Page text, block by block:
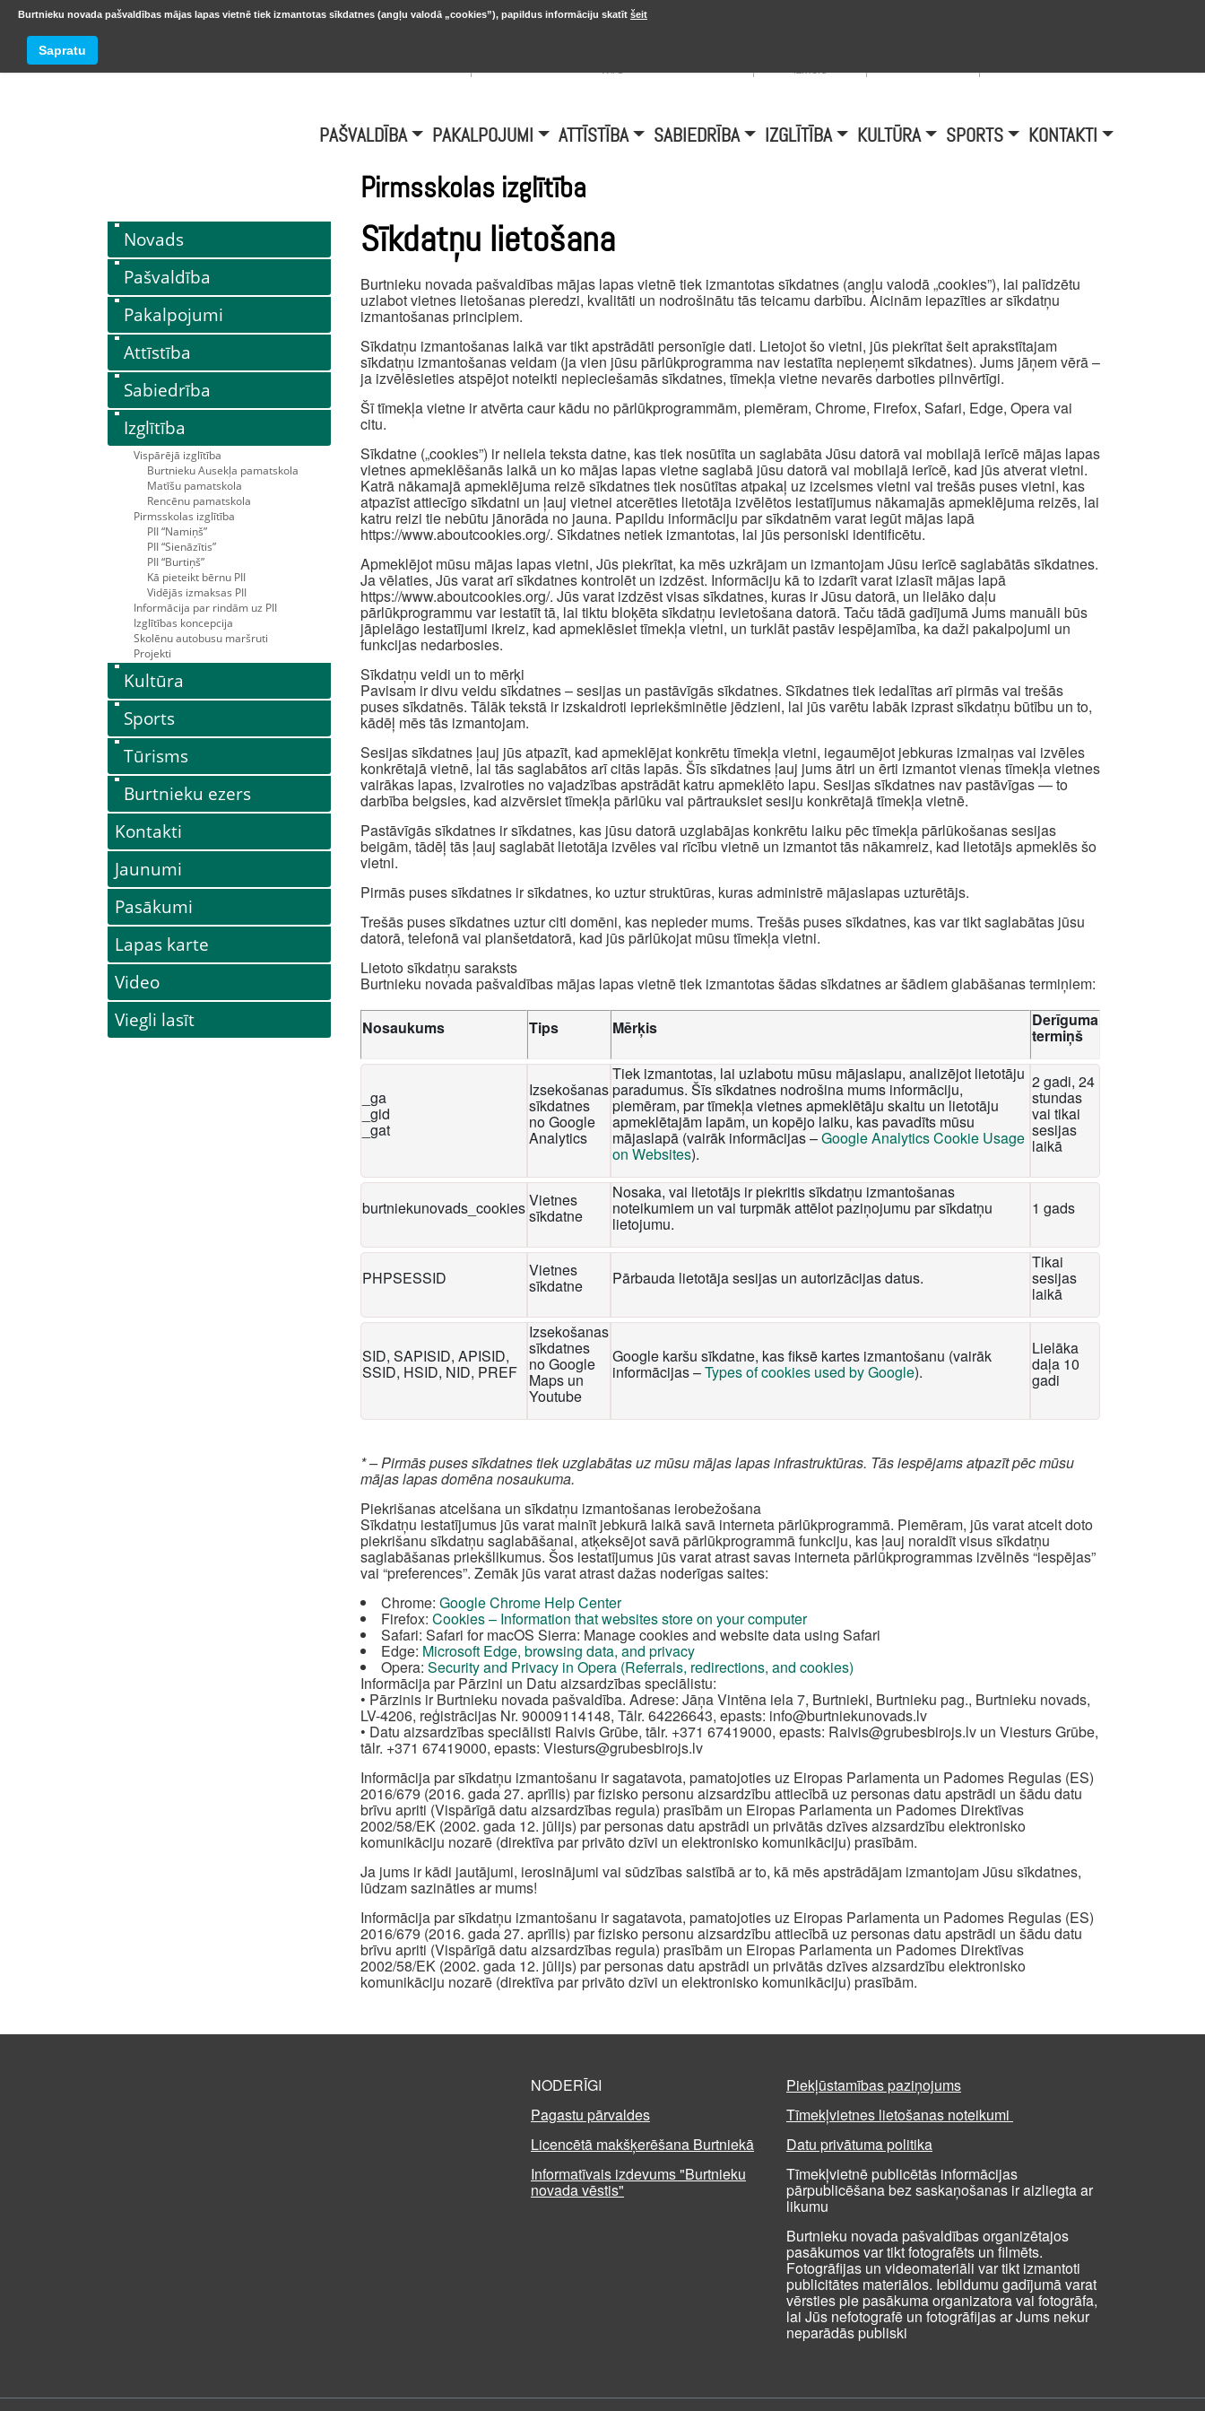
BURTNIEKU NOVADS m/s
izmērs
PAŠVALDĪBA PAKALPOJUMI ATTĪSTĪBA SABIEDRĪBA IZGLĪTĪBA KULTŪRA SPORTS KONTAKTI
Novads
Pašvaldība
Pakalpojumi
Attīstība
Sabiedrība
Izglītība
Vispārējā izglītība
Burtnieku Ausekļa pamatskola
Matīšu pamatskola
Rencēnu pamatskola
Pirmsskolas izglītība
PII “Namiņš”
PII “Sienāzītis”
PII “Burtiņš”
Kā pieteikt bērnu PII
Vidējās izmaksas PII
Informācija par rindām uz PII
Izglītības koncepcija
Skolēnu autobusu maršruti
Projekti
Kultūra
Sports
Tūrisms
Burtnieku ezers
Kontakti
Jaunumi
Pasākumi
Lapas karte
Video
Viegli lasīt
Pirmsskolas izglītība
Sīkdatņu lietošana
Burtnieku novada pašvaldības mājas lapas vietnē tiek izmantotas sīkdatnes (angļu valodā „cookies”), lai palīdzētu
uzlabot vietnes lietošanas pieredzi, kvalitāti un nodrošinātu tās teicamu darbību. Aicinām iepazīties ar sīkdatņu
izmantošanas principiem.
Sīkdatņu izmantošanas laikā var tikt apstrādāti personīgie dati. Lietojot šo vietni, jūs piekrītat šeit aprakstītajam
sīkdatņu izmantošanas veidam (ja vien jūsu pārlūkprogramma nav iestatīta nepieņemt sīkdatnes). Jums jāņem vērā –
ja izvēlēsieties atspējot noteikti nepieciešamās sīkdatnes, tīmekļa vietne nevarēs darboties pilnvērtīgi.
Šī tīmekļa vietne ir atvērta caur kādu no pārlūkprogrammām, piemēram, Chrome, Firefox, Safari, Edge, Opera vai
citu.
Sīkdatne („cookies”) ir neliela teksta datne, kas tiek nosūtīta un saglabāta Jūsu datorā vai mobilajā ierīcē mājas lapas
vietnes apmeklēšanās laikā un ko mājas lapas vietne saglabā jūsu datorā vai mobilajā ierīcē, kad jūs atverat vietni.
Katrā nākamajā apmeklējuma reizē sīkdatnes tiek nosūtītas atpakaļ uz izcelsmes vietni vai trešās puses vietni, kas
atpazīst attiecīgo sīkdatni un ļauj vietnei atcerēties lietotāja izvēlētos iestatījumus nākamajās apmeklējuma reizēs, lai
katru reizi tie nebūtu jānorāda no jauna. Papildu informāciju par sīkdatnēm varat iegūt mājas lapā
https://www.aboutcookies.org/. Sīkdatnes netiek izmantotas, lai jūs personiski identificētu.
Apmeklējot mūsu mājas lapas vietni, Jūs piekrītat, ka mēs uzkrājam un izmantojam Jūsu ierīcē saglabātās sīkdatnes.
Ja vēlaties, Jūs varat arī sīkdatnes kontrolēt un izdzēst. Informāciju kā to izdarīt varat izlasīt mājas lapā
https://www.aboutcookies.org/. Jūs varat izdzēst visas sīkdatnes, kuras ir Jūsu datorā, un lielāko daļu
pārlūkprogrammu var iestatīt tā, lai tiktu bloķēta sīkdatņu ievietošana datorā. Taču tādā gadījumā Jums manuāli būs
jāpielāgo iestatījumi ikreiz, kad apmeklēsiet tīmekļa vietni, un turklāt pastāv iespējamība, ka daži pakalpojumi un
funkcijas nedarbosies.
Sīkdatņu veidi un to mērķi
Pavisam ir divu veidu sīkdatnes – sesijas un pastāvīgās sīkdatnes. Sīkdatnes tiek iedalītas arī pirmās vai trešās
puses sīkdatnēs. Tālāk tekstā ir izskaidroti iepriekšminētie jēdzieni, lai jūs varētu labāk izprast sīkdatņu būtību un to,
kādēļ mēs tās izmantojam.
Sesijas sīkdatnes ļauj jūs atpazīt, kad apmeklējat konkrētu tīmekļa vietni, iegaumējot jebkuras izmaiņas vai izvēles
konkrētajā vietnē, lai tās saglabātos arī citās lapās. Šīs sīkdatnes ļauj jums ātri un ērti izmantot vienas tīmekļa vietnes
vairākas lapas, izvairoties no vajadzības apstrādāt katru apmeklēto lapu. Sesijas sīkdatnes nav pastāvīgas — to
darbība beigsies, kad aizvērsiet tīmekļa pārlūku vai pārtrauksiet sesiju konkrētajā tīmekļa vietnē.
Pastāvīgās sīkdatnes ir sīkdatnes, kas jūsu datorā uzglabājas konkrētu laiku pēc tīmekļa pārlūkošanas sesijas
beigām, tādēļ tās ļauj saglabāt lietotāja izvēles vai rīcību vietnē un izmantot tās nākamreiz, kad lietotājs apmeklēs šo
vietni.
Pirmās puses sīkdatnes ir sīkdatnes, ko uztur struktūras, kuras administrē mājaslapas uzturētājs.
Trešās puses sīkdatnes uztur citi domēni, kas nepieder mums. Trešās puses sīkdatnes, kas var tikt saglabātas jūsu
datorā, telefonā vai planšetdatorā, kad jūs pārlūkojat mūsu tīmekļa vietni.
Lietoto sīkdatņu saraksts
Burtnieku novada pašvaldības mājas lapas vietnē tiek izmantotas šādas sīkdatnes ar šādiem glabāšanas termiņiem:
Nosaukums Tips Mērķis Derīguma
termiņš
_ga
_gid
_gat
Izsekošanas
sīkdatnes
no Google
Analytics
Tiek izmantotas, lai uzlabotu mūsu mājaslapu, analizējot lietotāju
paradumus. Šīs sīkdatnes nodrošina mums informāciju,
piemēram, par tīmekļa vietnes apmeklētāju skaitu un lietotāju
apmeklētajām lapām, un kopējo laiku, kas pavadīts mūsu
mājaslapā (vairāk informācijas –Google Analytics Cookie Usage
on Websites).
2 gadi, 24
stundas
vai tikai
sesijas
laikā
burtniekunovads_cookiesVietnes
sīkdatne
Nosaka, vai lietotājs ir piekritis sīkdatņu izmantošanas
noteikumiem un vai turpmāk attēlot paziņojumu par sīkdatņu
lietojumu.
1 gads
PHPSESSID Vietnes
sīkdatne Pārbauda lietotāja sesijas un autorizācijas datus.
Tikai
sesijas
laikā
SID, SAPISID, APISID,
SSID, HSID, NID, PREF
Izsekošanas
sīkdatnes
no Google
Maps un
Youtube
Google karšu sīkdatne, kas fiksē kartes izmantošanu (vairāk
informācijas –Types of cookies used by Google).
Lielāka
daļa 10
gadi
* – Pirmās puses sīkdatnes tiek uzglabātas uz mūsu mājas lapas infrastruktūras. Tās iespējams atpazīt pēc mūsu
mājas lapas domēna nosaukuma.
Piekrišanas atcelšana un sīkdatņu izmantošanas ierobežošana
Sīkdatņu iestatījumus jūs varat mainīt jebkurā laikā savā interneta pārlūkprogrammā. Piemēram, jūs varat atcelt doto
piekrišanu sīkdatņu saglabāšanai, atķeksējot savā pārlūkprogrammā funkciju, kas ļauj noraidīt visus sīkdatņu
saglabāšanas priekšlikumus. Šos iestatījumus jūs varat atrast savas interneta pārlūkprogrammas izvēlnēs “iespējas”
vai “preferences”. Zemāk jūs varat atrast dažas noderīgas saites:
Chrome: Google Chrome Help Center
Firefox: Cookies – Information that websites store on your computer
Safari: Safari for macOS Sierra: Manage cookies and website data using Safari
Edge: Microsoft Edge, browsing data, and privacy
Opera: Security and Privacy in Opera (Referrals, redirections, and cookies)
Informācija par Pārzini un Datu aizsardzības speciālistu:
• Pārzinis ir Burtnieku novada pašvaldība. Adrese: Jāņa Vintēna iela 7, Burtnieki, Burtnieku pag., Burtnieku novads,
LV-4206, reģistrācijas Nr. 90009114148, Tālr. 64226643, epasts: info@burtniekunovads.lv
• Datu aizsardzības speciālisti Raivis Grūbe, tālr. +371 67419000, epasts: Raivis@grubesbirojs.lv un Viesturs Grūbe,
tālr. +371 67419000, epasts: Viesturs@grubesbirojs.lv
Informācija par sīkdatņu izmantošanu ir sagatavota, pamatojoties uz Eiropas Parlamenta un Padomes Regulas (ES)
2016/679 (2016. gada 27. aprīlis) par fizisko personu aizsardzību attiecībā uz personas datu apstrādi un šādu datu
brīvu apriti (Vispārīgā datu aizsardzības regula) prasībām un Eiropas Parlamenta un Padomes Direktīvas
2002/58/EK (2002. gada 12. jūlijs) par personas datu apstrādi un privātās dzīves aizsardzību elektronisko
komunikāciju nozarē (direktīva par privāto dzīvi un elektronisko komunikāciju) prasībām.
Ja jums ir kādi jautājumi, ierosinājumi vai sūdzības saistībā ar to, kā mēs apstrādājam izmantojam Jūsu sīkdatnes,
lūdzam sazināties ar mums!
Informācija par sīkdatņu izmantošanu ir sagatavota, pamatojoties uz Eiropas Parlamenta un Padomes Regulas (ES)
2016/679 (2016. gada 27. aprīlis) par fizisko personu aizsardzību attiecībā uz personas datu apstrādi un šādu datu
brīvu apriti (Vispārīgā datu aizsardzības regula) prasībām un Eiropas Parlamenta un Padomes Direktīvas
2002/58/EK (2002. gada 12. jūlijs) par personas datu apstrādi un privātās dzīves aizsardzību elektronisko
komunikāciju nozarē (direktīva par privāto dzīvi un elektronisko komunikāciju) prasībām.
NODERĪGI
Pagastu pārvaldes
Licencētā makšķerēšana Burtniekā
Informatīvais izdevums "Burtnieku
novada vēstis"
Piekļūstamības paziņojums
Tīmekļvietnes lietošanas noteikumi
Datu privātuma politika
Tīmekļvietnē publicētās informācijas
pārpublicēšana bez saskaņošanas ir aizliegta ar
likumu
Burtnieku novada pašvaldības organizētajos
pasākumos var tikt fotografēts un filmēts.
Fotogrāfijas un videomateriāli var tikt izmantoti
publicitātes materiālos. Iebildumu gadījumā varat
vērsties pie pasākuma organizatora vai fotogrāfa,
lai Jūs nefotografē un fotogrāfijas ar Jums nekur
neparādās publiski
Burtnieku novada pašvaldības mājas lapas vietnē tiek izmantotas sīkdatnes (angļu valodā „cookies”), papildus informāciju skatīt šeit
Sapratu